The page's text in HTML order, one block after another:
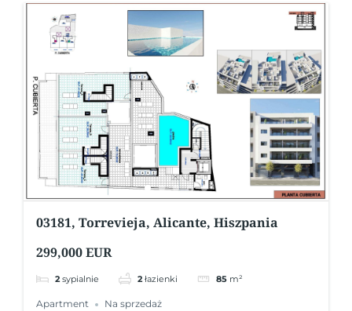
03181, Torrevieja, Alicante, Hiszpania
299,000 EUR
2 sypialnie 2 łazienki 85 m²
Apartment Na sprzedaż